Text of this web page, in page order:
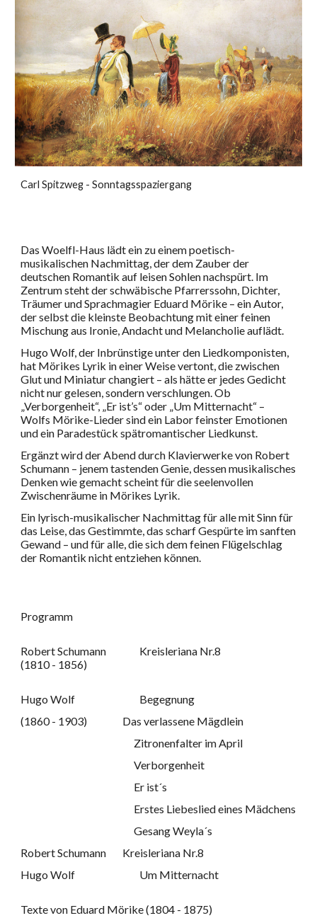
Carl Spitzweg - Sonntagsspaziergang
Das Woelfl-Haus lädt ein zu einem poetisch-
musikalischen Nachmittag, der dem Zauber der
deutschen Romantik auf leisen Sohlen nachspürt. Im
Zentrum steht der schwäbische Pfarrerssohn, Dichter,
Träumer und Sprachmagier Eduard Mörike – ein Autor,
der selbst die kleinste Beobachtung mit einer feinen
Mischung aus Ironie, Andacht und Melancholie auflädt.
Hugo Wolf, der Inbrünstige unter den Liedkomponisten,
hat Mörikes Lyrik in einer Weise vertont, die zwischen
Glut und Miniatur changiert – als hätte er jedes Gedicht
nicht nur gelesen, sondern verschlungen. Ob
„Verborgenheit“, „Er ist’s“ oder „Um Mitternacht“ –
Wolfs Mörike-Lieder sind ein Labor feinster Emotionen
und ein Paradestück spätromantischer Liedkunst.
Ergänzt wird der Abend durch Klavierwerke von Robert
Schumann – jenem tastenden Genie, dessen musikalisches
Denken wie gemacht scheint für die seelenvollen
Zwischenräume in Mörikes Lyrik.
Ein lyrisch-musikalischer Nachmittag für alle mit Sinn für
das Leise, das Gestimmte, das scharf Gespürte im sanften
Gewand – und für alle, die sich dem feinen Flügelschlag
der Romantik nicht entziehen können.
Programm
Robert Schumann
Kreisleriana Nr.8
(1810 - 1856)
Hugo Wolf
Begegnung
(1860 - 1903)
Das verlassene Mägdlein
Zitronenfalter im April
Verborgenheit
Er ist´s
Erstes Liebeslied eines Mädchens
Gesang Weyla´s
Robert Schumann
Kreisleriana Nr.8
Hugo Wolf
Um Mitternacht
Texte von Eduard Mörike (1804 - 1875)